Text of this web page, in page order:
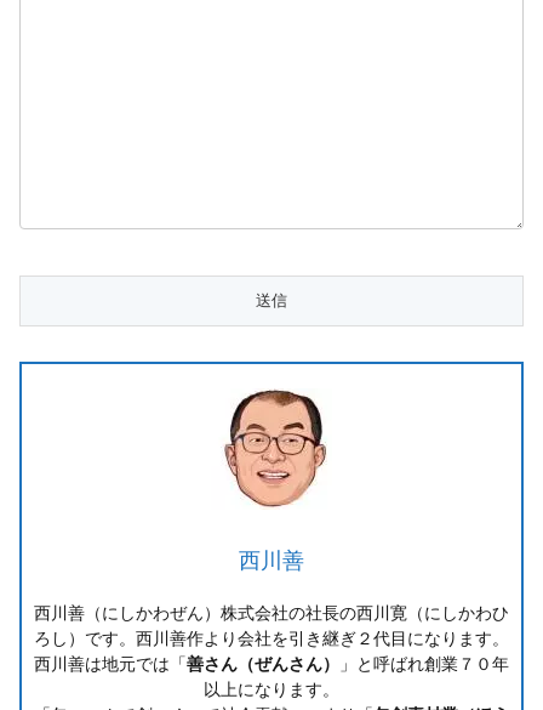
西川善
西川善（にしかわぜん）株式会社の社長の西川寛（にしかわひ
ろし）です。西川善作より会社を引き継ぎ２代目になります。
西川善は地元では「善さん（ぜんさん）
」と呼ばれ創業７０年
以上になります。